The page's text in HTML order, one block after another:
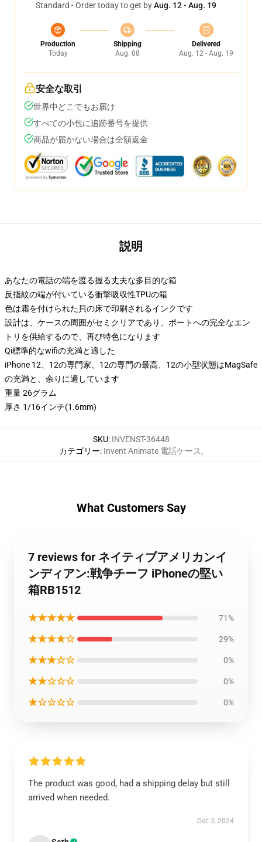
Standard - Order today to get byAug. 12 - Aug. 19
Production
Today
Shipping
Aug. 08
Delivered
Aug. 12 - Aug. 19
安全な取引
世界中どこでもお届け
すべての小包に追跡番号を提供
商品が届かない場合は全額返金
説明
あなたの電話の端を渡る握る丈夫な多目的な箱
反指紋の端が付いている衝撃吸収性TPUの箱
色は霜を付けられた貝の床で印刷されるインクです
設計は、ケースの周囲がセミクリアであり、ポートへの完全なエン
トリを供給するので、再び特色になります
Qi標準的なwifiの充満と適した
iPhone 12、12の専門家、12の専門の最高、12の小型状態はMagSafe
の充満と、余りに適しています
重量 26グラム
厚さ 1/16インチ(1.6mm)
SKU: INVENST-36448
カテゴリー: Invent Animate 電話ケース,
What Customers Say
7 reviews for ネイティブアメリカンイ
ンディアン:戦争チーフ iPhoneの堅い
箱RB1512
★★★★★ 71%
★★★★☆ 29%
★★★☆☆ 0%
★★☆☆☆ 0%
★☆☆☆☆ 0%
The product was good, had a shipping delay but still
arrived when needed.
Dec 5, 2024